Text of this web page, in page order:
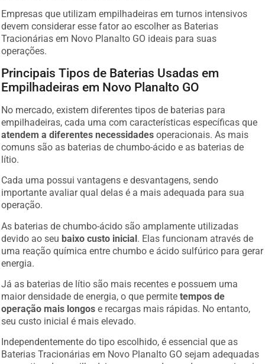
Empresas que utilizam empilhadeiras em turnos intensivos
devem considerar esse fator ao escolher as Baterias
Tracionárias em Novo Planalto GO ideais para suas
operações.
Principais Tipos de Baterias Usadas em
Empilhadeiras em Novo Planalto GO
No mercado, existem diferentes tipos de baterias para
empilhadeiras, cada uma com características específicas que
atendem a diferentes necessidades operacionais. As mais
comuns são as baterias de chumbo-ácido e as baterias de
lítio.
Cada uma possui vantagens e desvantagens, sendo
importante avaliar qual delas é a mais adequada para sua
operação.
As baterias de chumbo-ácido são amplamente utilizadas
devido ao seu baixo custo inicial. Elas funcionam através de
uma reação química entre chumbo e ácido sulfúrico para gerar
energia.
Já as baterias de lítio são mais recentes e possuem uma
maior densidade de energia, o que permitetempos de
operação mais longos e recargas mais rápidas. No entanto,
seu custo inicial é mais elevado.
Independentemente do tipo escolhido, é essencial que as
Baterias Tracionárias em Novo Planalto GO sejam adequadas